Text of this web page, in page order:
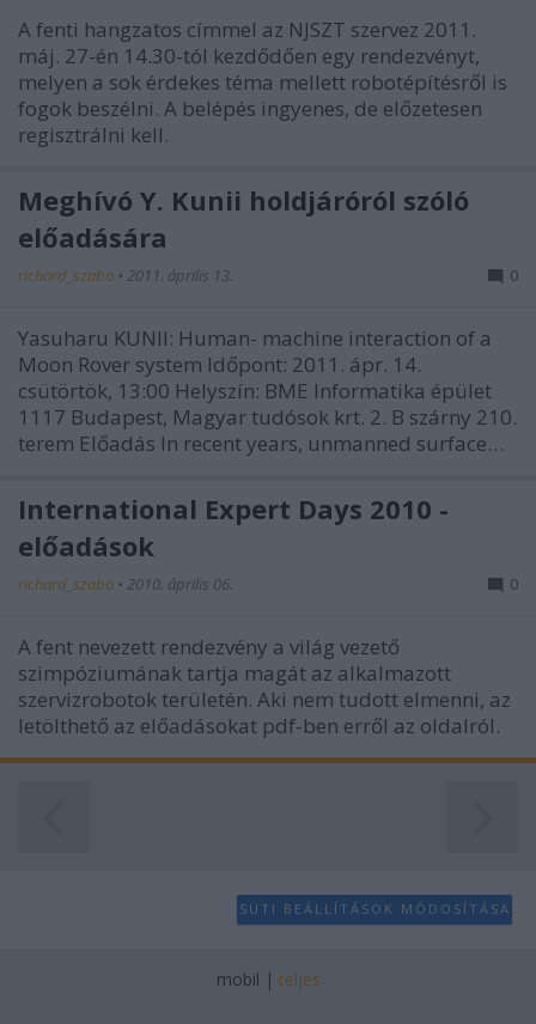
A fenti hangzatos címmel az NJSZT szervez 2011.
máj. 27-én 14.30-tól kezdődően egy rendezvényt,
melyen a sok érdekes téma mellett robotépítésről is
fogok beszélni. A belépés ingyenes, de előzetesen
regisztrálni kell.
Meghívó Y. Kunii holdjáróról szóló
előadására
richard_szabo • 2011. április 13. 0
Yasuharu KUNII: Human- machine interaction of a
Moon Rover system Időpont: 2011. ápr. 14.
csütörtök, 13:00 Helyszín: BME Informatika épület
1117 Budapest, Magyar tudósok krt. 2. B szárny 210.
terem Előadás In recent years, unmanned surface…
International Expert Days 2010 -
előadások
richard_szabo • 2010. április 06. 0
A fent nevezett rendezvény a világ vezető
szimpóziumának tartja magát az alkalmazott
szervizrobotok területén. Aki nem tudott elmenni, az
letölthető az előadásokat pdf-ben erről az oldalról.
SÜTI BEÁLLÍTÁSOK MÓDOSÍTÁSA
mobil | teljes